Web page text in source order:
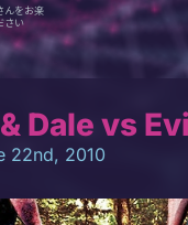
んをお楽
さい
Dale vs
22nd, 2010